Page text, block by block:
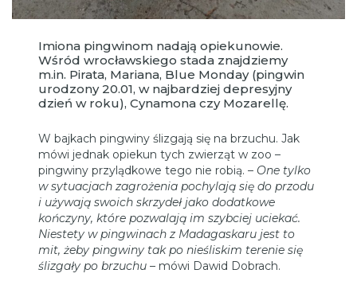
Imiona pingwinom nadają opiekunowie.
Wśród wrocławskiego stada znajdziemy
m.in. Pirata, Mariana, Blue Monday (pingwin
urodzony 20.01, w najbardziej depresyjny
dzień w roku), Cynamona czy Mozarellę.
W bajkach pingwiny ślizgają się na brzuchu. Jak
mówi jednak opiekun tych zwierząt w zoo –
pingwiny przylądkowe tego nie robią. – One tylko
w sytuacjach zagrożenia pochylają się do przodu
i używają swoich skrzydeł jako dodatkowe
kończyny, które pozwalają im szybciej uciekać.
Niestety w pingwinach z Madagaskaru jest to
mit, żeby pingwiny tak po nieśliskim terenie się
ślizgały po brzuchu – mówi Dawid Dobrach.